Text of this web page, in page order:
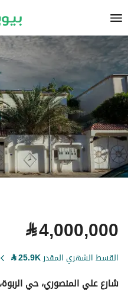
⃁4,000,000
القسط الشهري المقدر25.9K
⃁
شارع علي المنصوري، حي